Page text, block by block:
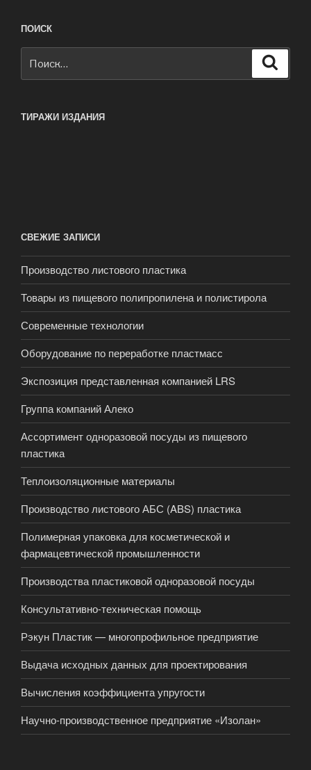
ПОИСК
ТИРАЖИ ИЗДАНИЯ
СВЕЖИЕ ЗАПИСИ
Производство листового пластика
Товары из пищевого полипропилена и полистирола
Современные технологии
Оборудование по переработке пластмасс
Экспозиция представленная компанией LRS
Группа компаний Алеко
Ассортимент одноразовой посуды из пищевого
пластика
Теплоизоляционные материалы
Производство листового АБС (ABS) пластика
Полимерная упаковка для косметической и
фармацевтической промышленности
Производства пластиковой одноразовой посуды
Консультативно-техническая помощь
Рэкун Пластик — многопрофильное предприятие
Выдача исходных данных для проектирования
Вычисления коэффициента упругости
Научно-производственное предприятие «Изолан»